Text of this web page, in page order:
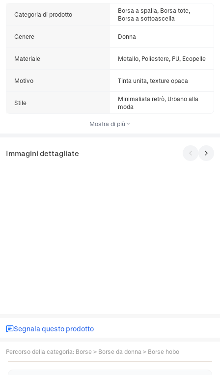
Categoria di prodotto
Borsa a spalla, Borsa tote,
Borsa a sottoascella
Genere Donna
Materiale Metallo, Poliestere, PU, Ecopelle
Motivo Tinta unita, texture opaca
Stile
Minimalista retrò, Urbano alla
moda
Mostra di più
Immagini dettagliate
Segnala questo prodotto
Percorso della categoria: Borse > Borse da donna > Borse hobo